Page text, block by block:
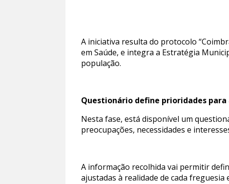
A iniciativa resulta do protocolo
em Saúde, e integra a Estratégia
população.
Questionário define prioridades
Nesta fase, está disponível um
preocupações, necessidades e
A informação recolhida vai permitir
ajustadas à realidade de cada freguesia